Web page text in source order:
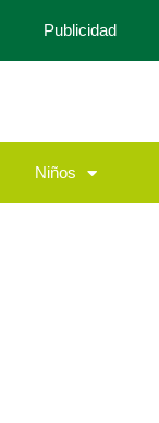
Publicidad
Niños